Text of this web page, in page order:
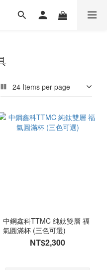
24 Items per page
中鋼鑫科TTMC 純鈦雙層 福
氣圓滿杯 (三色可選)
NT$2,300